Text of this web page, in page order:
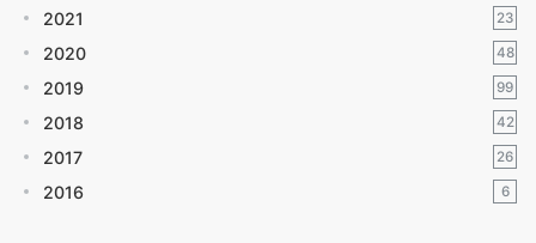
2021 23
2020 48
2019 99
2018 42
2017 26
2016 6